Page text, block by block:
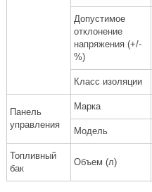
Допустимое
отклонение
напряжения (+/-
%)
Класс изоляции
Панель
управления
Марка
Модель
Топливный
бак
Объем (л)